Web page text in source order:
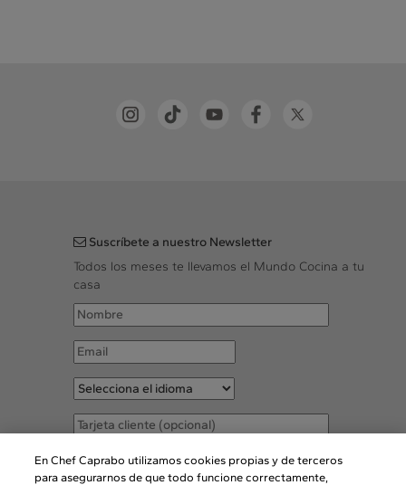
Suscríbete a nuestro Newsletter
Todos los meses te llevamos el Mundo Cocina a tu
casa
Acepto lasCondiciones legales
En Chef Caprabo utilizamos cookies propias y de terceros
para asegurarnos de que todo funcione correctamente,